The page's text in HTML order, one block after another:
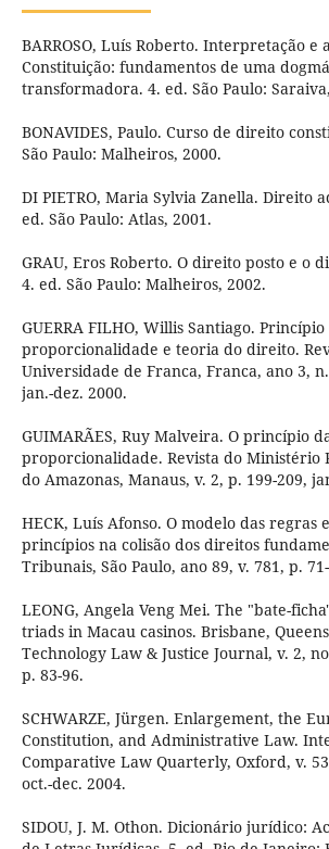
BARROSO, Luís Roberto. Interpretação e
Constituição: fundamentos de uma
transformadora. 4. ed. São Paulo:
BONAVIDES, Paulo. Curso de direito
São Paulo: Malheiros, 2000.
DI PIETRO, Maria Sylvia Zanella. Direito
ed. São Paulo: Atlas, 2001.
GRAU, Eros Roberto. O direito posto e o
4. ed. São Paulo: Malheiros, 2002.
GUERRA FILHO, Willis Santiago. Princípio
proporcionalidade e teoria do direito.
Universidade de Franca, Franca, ano 3,
jan.-dez. 2000.
GUIMARÃES, Ruy Malveira. O princípio
proporcionalidade. Revista do Ministério
do Amazonas, Manaus, v. 2, p. 199-209,
HECK, Luís Afonso. O modelo das regras
princípios na colisão dos direitos
Tribunais, São Paulo, ano 89, v. 781, p.
LEONG, Angela Veng Mei. The "bate-
triads in Macau casinos. Brisbane,
Technology Law & Justice Journal, v. 2,
p. 83-96.
SCHWARZE, Jürgen. Enlargement, the
Constitution, and Administrative Law.
Comparative Law Quarterly, Oxford, v.
oct.-dec. 2004.
SIDOU, J. M. Othon. Dicionário jurídico: